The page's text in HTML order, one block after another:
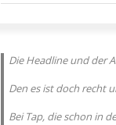
Die Headline und der
Den es ist doch recht
Bei Tap, die schon in